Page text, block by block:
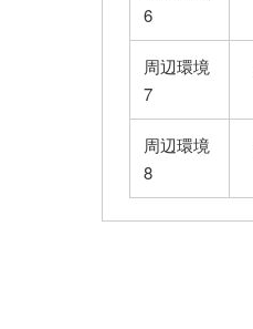
6
周辺環境
7
周辺環境
8